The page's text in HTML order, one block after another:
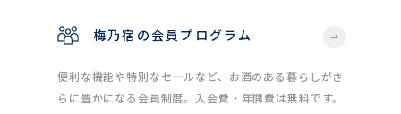
梅乃宿の会員プログラム
便利な機能や特別なセールなど、お酒のある暮らしがさ
らに豊かになる会員制度。入会費・年間費は無料です。